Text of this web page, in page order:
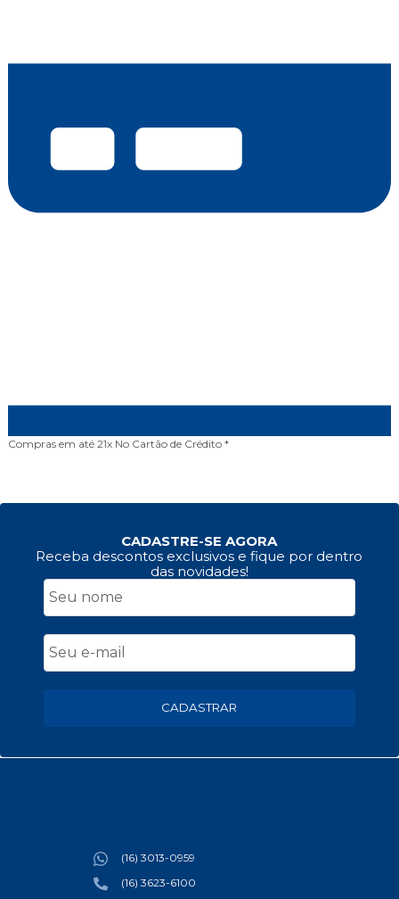
Compras em até 21x No Cartão de Crédito *
CADASTRE-SE AGORA
Receba descontos exclusivos e fique por dentro
das novidades!
CADASTRAR
(16) 3013-0959
(16) 3623-6100